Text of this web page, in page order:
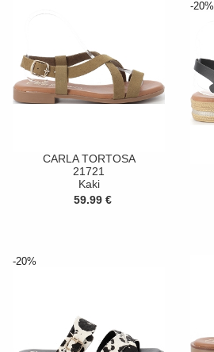
CARLA TORTOSA
21721
Kaki
59.99 €
-20%
-20%